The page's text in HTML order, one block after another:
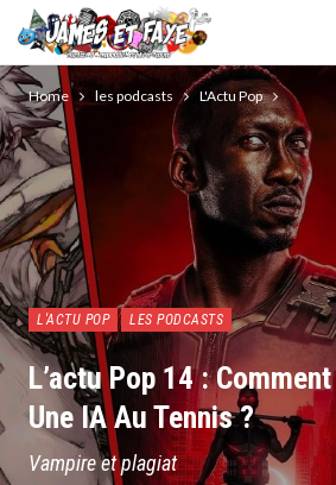
Home les podcasts L'Actu Pop
L'ACTU POP LES PODCASTS
L’actu Pop 14 :
Une IA Au Tennis ?
Vampire et plagiat